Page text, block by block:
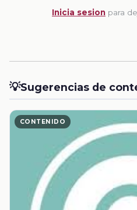
Inicia sesion para
💡Sugerencias de
CONTENIDO